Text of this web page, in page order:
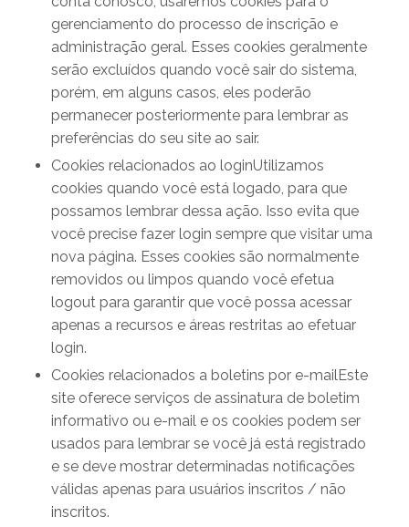
gerenciamento do processo de inscrição e
administração geral. Esses cookies geralmente
serão excluídos quando você sair do sistema,
porém, em alguns casos, eles poderão
permanecer posteriormente para lembrar as
preferências do seu site ao sair.
Cookies relacionados ao loginUtilizamos
cookies quando você está logado, para que
possamos lembrar dessa ação. Isso evita que
você precise fazer login sempre que visitar uma
nova página. Esses cookies são normalmente
removidos ou limpos quando você efetua
logout para garantir que você possa acessar
apenas a recursos e áreas restritas ao efetuar
login.
Cookies relacionados a boletins por e-mailEste
site oferece serviços de assinatura de boletim
informativo ou e-mail e os cookies podem ser
usados ​​para lembrar se você já está registrado
e se deve mostrar determinadas notificações
válidas apenas para usuários inscritos / não
inscritos.